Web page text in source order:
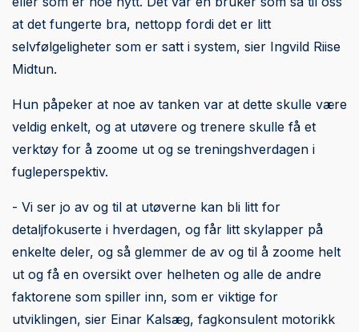
at det fungerte bra, nettopp fordi det er litt
selvfølgeligheter som er satt i system, sier Ingvild Riise
Midtun.
Hun påpeker at noe av tanken var at dette skulle være
veldig enkelt, og at utøvere og trenere skulle få et
verktøy for å zoome ut og se treningshverdagen i
fugleperspektiv.
- Vi ser jo av og til at utøverne kan bli litt for
detaljfokuserte i hverdagen, og får litt skylapper på
enkelte deler, og så glemmer de av og til å zoome helt
ut og få en oversikt over helheten og alle de andre
faktorene som spiller inn, som er viktige for
utviklingen, sier Einar Kalsæg, fagkonsulent motorikk